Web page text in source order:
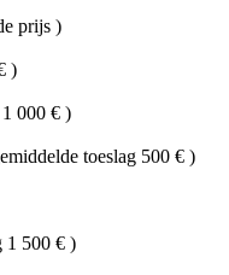
prijs )
)
000 € )
toeslag 500 € )
1 500 € )